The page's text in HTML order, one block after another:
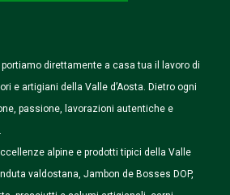
direttamente a casa tua il lavoro di
e artigiani della Valle d’Aosta. Dietro ogni
passione, lavorazioni autentiche e
alpine e prodotti tipici della Valle
valdostana, Jambon de Bosses DOP,